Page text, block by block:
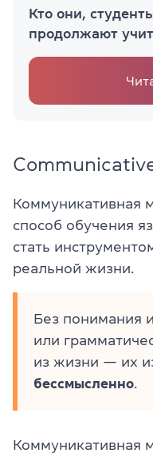
Кто они,
продолжают
Коммуникативная
способ обучения
стать
реальной жизни.
Без понимания
или
из жизни — их
бессмысленно.
Коммуникативная